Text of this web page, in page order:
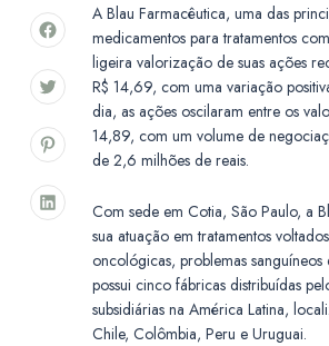
A Blau Farmacêutica, uma das
medicamentos para tratamentos
ligeira valorização de suas ações
R$ 14,69, com uma variação
dia, as ações oscilaram entre os
14,89, com um volume de
de 2,6 milhões de reais.
Com sede em Cotia, São Paulo, a
sua atuação em tratamentos
oncológicas, problemas sanguíneos
possui cinco fábricas distribuídas
subsidiárias na América Latina,
Chile, Colômbia, Peru e Uruguai.